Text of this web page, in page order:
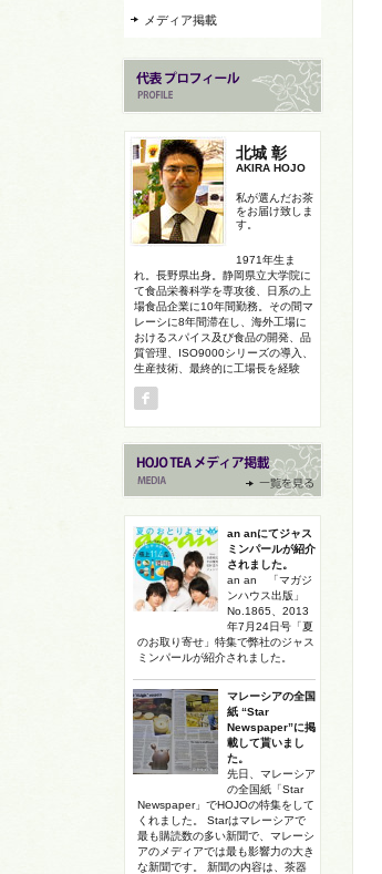
メディア掲載
北城 彰
AKIRA HOJO
私が選んだお茶
をお届け致しま
す。
1971年生ま
れ。長野県出身。静岡県立大学院に
て食品栄養科学を専攻後、日系の上
場食品企業に10年間勤務。その間マ
レーシに8年間滞在し、海外工場に
おけるスパイス及び食品の開発、品
質管理、ISO9000シリーズの導入、
生産技術、最終的に工場長を経験
an anにてジャス
ミンパールが紹介
されました。
an an 「マガジ
ンハウス出版」
No.1865、2013
年7月24日号「夏
のお取り寄せ」特集で弊社のジャス
ミンパールが紹介されました。
マレーシアの全国
紙 “Star
Newspaper”に掲
載して貰いまし
た。
先日、マレーシア
の全国紙「Star
Newspaper」でHOJOの特集をして
くれました。 Starはマレーシアで
最も購読数の多い新聞で、マレーシ
アのメディアでは最も影響力の大き
な新聞です。 新聞の内容は、茶器